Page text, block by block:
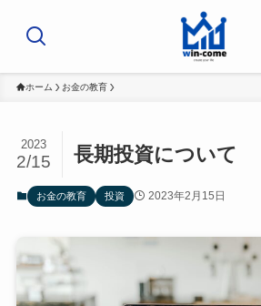
ホーム お金の教育
長期投資について
2023
2/15
お金の教育 投資 2023年2月15日